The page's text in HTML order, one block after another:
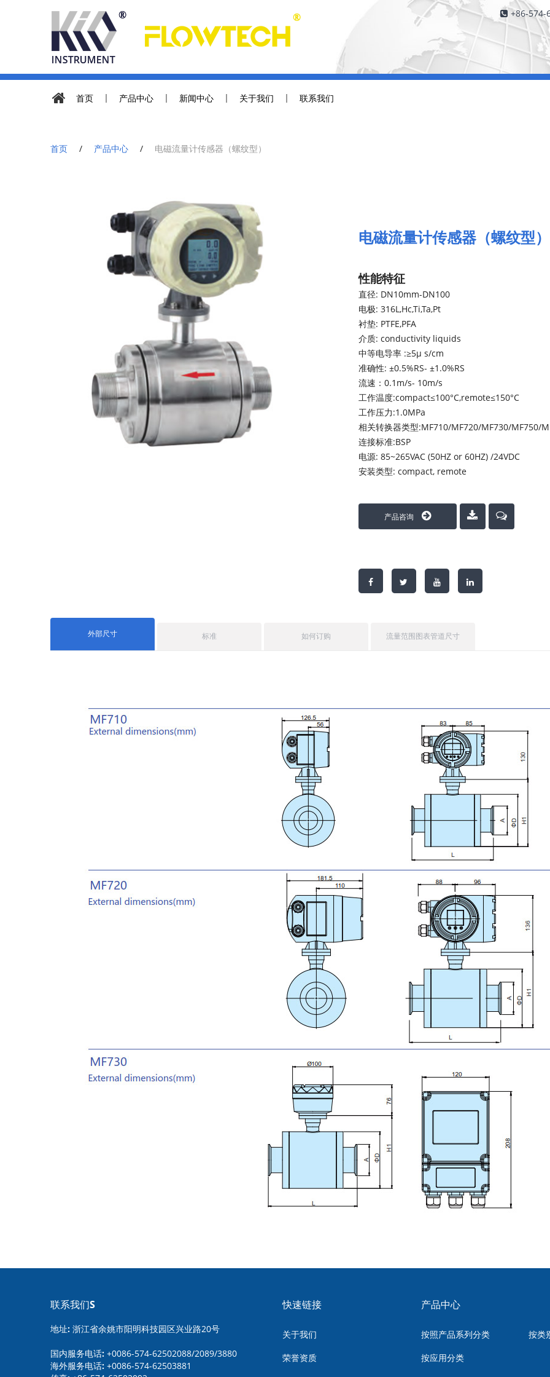
+86-574-
首页 产品中心 新闻中心 关于我们 联系我们
首页 / 产品中心 / 电磁流量计传感器（螺纹型）
电磁流量计传感器（螺纹型）
性能特征
直径: DN10mm-DN100
电极: 316L,Hc,Ti,Ta,Pt
衬垫: PTFE,PFA
介质: conductivity liquids
中等电导率 :≥5μ s/cm
准确性: ±0.5%RS- ±1.0%RS
流速：0.1m/s- 10m/s
工作温度:compact≤100°C,remote≤150°C
工作压力:1.0MPa
相关转换器类型:MF710/MF720/MF730/MF750/
连接标准:BSP
电源: 85~265VAC (50HZ or 60HZ) /24VDC
安装类型: compact, remote
产品咨询
外部尺寸 标准 如何订购 流量范围图表管道尺寸
联系我们S
地址: 浙江省余姚市阳明科技园区兴业路20号
国内服务电话: +0086-574-62502088/2089/3880
海外服务电话: +0086-574-62503881
快速链接
关于我们
荣誉资质
产品中心
按照产品系列分类
按类
按应用分类